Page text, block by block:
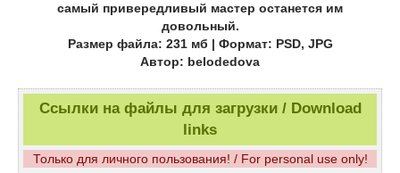
самый привередливый мастер останется им
довольный.
Размер файла: 231 мб | Формат: PSD, JPG
Автор: belodedova
Ссылки на файлы для загрузки / Download
links
Только для личного пользования! / For personal use only!